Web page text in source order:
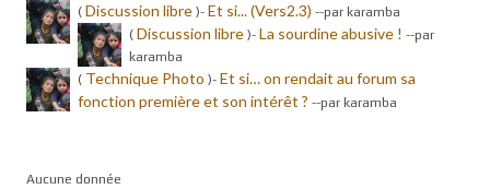
( Discussion libre )- Et si... (Vers2.3) --par karamba
( Discussion libre )- La sourdine abusive ! --par
karamba
( Technique Photo )- Et si… on rendait au forum sa
fonction première et son intérêt ? --par karamba
Aucune donnée